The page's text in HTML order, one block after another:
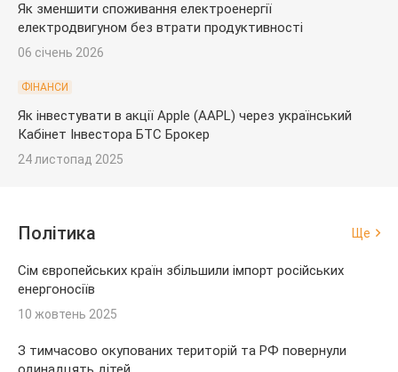
Як зменшити споживання електроенергії
електродвигуном без втрати продуктивності
06 січень 2026
ФІНАНСИ
Як інвестувати в акції Apple (AAPL) через український
Кабінет Інвестора БТС Брокер
24 листопад 2025
Політика Ще
Сім європейських країн збільшили імпорт російських
енергоносіїв
10 жовтень 2025
З тимчасово окупованих територій та РФ повернули